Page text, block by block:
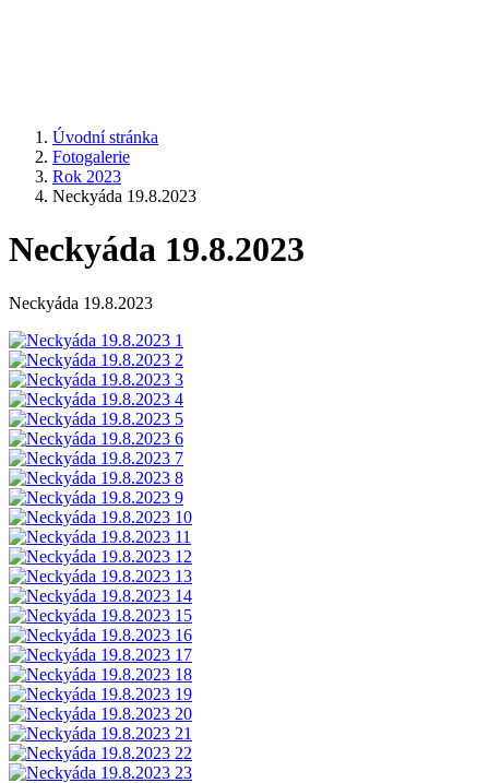
Úvodní stránka
Fotogalerie
Rok 2023
Neckyáda 19.8.2023
Neckyáda 19.8.2023
Neckyáda 19.8.2023